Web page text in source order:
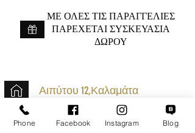
ME ΟΛΕΣ ΤΙΣ ΠΑΡΑΓΓΕΛΙΕΣ
ΠΑΡΕΧΕΤΑΙ ΣΥΣΚΕΥΑΣΙΑ
ΔΩΡΟΥ
Αιπύτου 12,Καλαμάτα
+30 2721020701
Phone Facebook Instagram Blog